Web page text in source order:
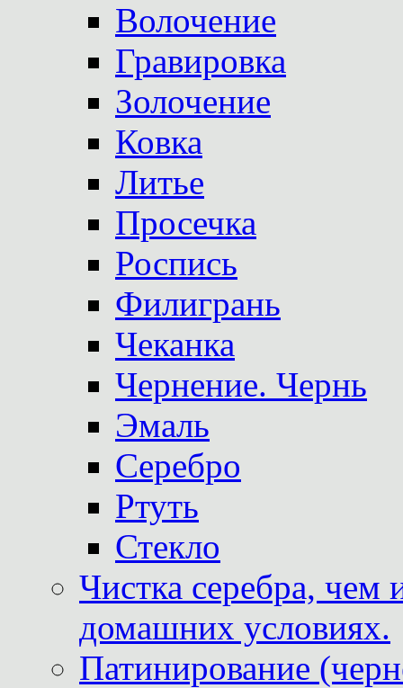
Волочение
Гравировка
Золочение
Ковка
Литье
Просечка
Роспись
Филигрань
Чеканка
Чернение. Чернь
Эмаль
Серебро
Ртуть
Стекло
Чистка серебра, чем
домашних условиях.
Патинирование